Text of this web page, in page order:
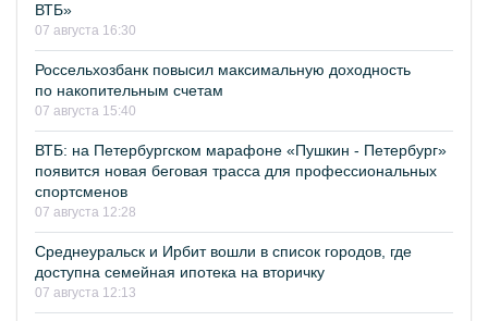
ВТБ»
07 августа 16:30
Россельхозбанк повысил максимальную доходность
по накопительным счетам
07 августа 15:40
ВТБ: на Петербургском марафоне «Пушкин - Петербург»
появится новая беговая трасса для профессиональных
спортсменов
07 августа 12:28
Среднеуральск и Ирбит вошли в список городов, где
доступна семейная ипотека на вторичку
07 августа 12:13